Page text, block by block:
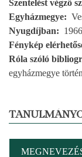
Szentelést végző
Egyházmegye
Nyugdíjban
Fénykép
Róla szóló
egyházmegye